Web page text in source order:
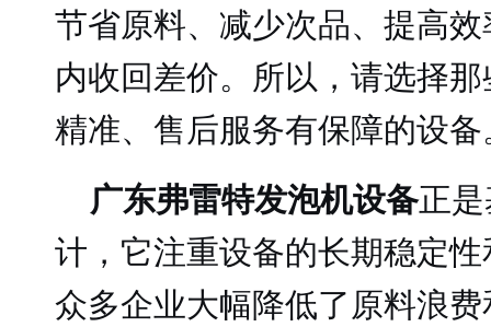
节省原料、减少次品、提高
内收回差价。所以，请选择
精准、售后服务有保障的设
广东弗雷特发泡机设备正
计，它注重设备的长期稳定
众多企业大幅降低了原料浪